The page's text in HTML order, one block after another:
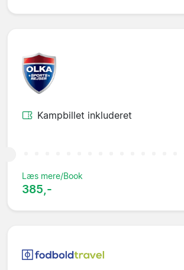
Kampbillet inkluderet
Læs mere/Book
385,-